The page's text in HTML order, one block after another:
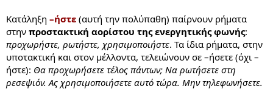
Κατάληξη –ήστε (αυτή την πολύπαθη) παίρνουν ρήματα
στην προστακτική αορίστου της ενεργητικής φωνής:
προχωρήστε, ρωτήστε, χρησιμοποιήστε. Τα ίδια ρήματα, στην
υποτακτική και στον μέλλοντα, τελειώνουν σε –ήσετε (όχι –
ήστε): Θα προχωρήσετε τέλος πάντων; Να ρωτήσετε στη
ρεσεψιόν. Ας χρησιμοποιήσετε αυτό τώρα. Μην τηλεφωνήσετε.